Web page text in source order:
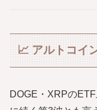
📈 アルトコイ
DOGE・XRPの